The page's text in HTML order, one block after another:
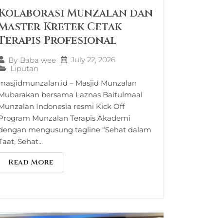
Munzalan dan
Kretek Cetak
Profesional
By Baba wee
July 22, 2026
Liputan
– Masjid Munzalan
bersama Laznas Baitulmaal
Indonesia resmi Kick Off
Munzalan Terapis Akademi
mengusung tagline “Sehat dalam
Sehat...
Read More